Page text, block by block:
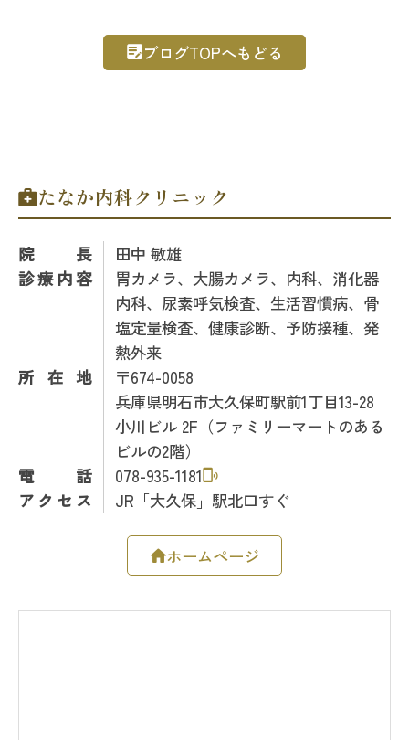
ブログTOPへもどる
たなか内科クリニック
院長
田中 敏雄
診療内容
胃カメラ、大腸カメラ、内科、消化器
内科、尿素呼気検査、生活習慣病、骨
塩定量検査、健康診断、予防接種、発
熱外来
所在地
〒674-0058
兵庫県明石市大久保町駅前1丁目13-28
小川ビル 2F（ファミリーマートのある
ビルの2階）
電話
078-935-1181
アクセス
JR「大久保」駅北口すぐ
ホームページ